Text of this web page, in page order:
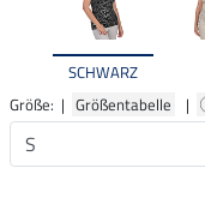
SCHWARZ
Größe: | Größentabelle |